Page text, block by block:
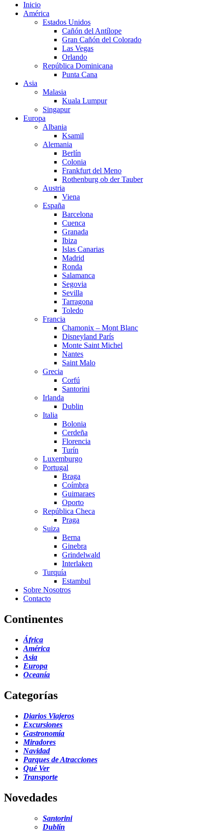
Inicio
América
Estados Unidos
Cañón del Antílope
Gran Cañón del Colorado
Las Vegas
Orlando
República Dominicana
Punta Cana
Asia
Malasia
Kuala Lumpur
Singapur
Europa
Albania
Ksamil
Alemania
Berlín
Colonia
Frankfurt del Meno
Rothenburg ob der Tauber
Austria
Viena
España
Barcelona
Cuenca
Granada
Ibiza
Islas Canarias
Madrid
Ronda
Salamanca
Segovia
Sevilla
Tarragona
Toledo
Francia
Chamonix – Mont Blanc
Disneyland París
Monte Saint Michel
Nantes
Saint Malo
Grecia
Corfú
Santorini
Irlanda
Dublin
Italia
Bolonia
Cerdeña
Florencia
Turín
Luxemburgo
Portugal
Braga
Coímbra
Guimaraes
Oporto
República Checa
Praga
Suiza
Berna
Ginebra
Grindelwald
Interlaken
Turquía
Estambul
Sobre Nosotros
Contacto
Continentes
África
América
Asia
Europa
Oceanía
Categorías
Diarios Viajeros
Excursiones
Gastronomía
Miradores
Navidad
Parques de Atracciones
Qué Ver
Transporte
Novedades
Santorini
Dublín